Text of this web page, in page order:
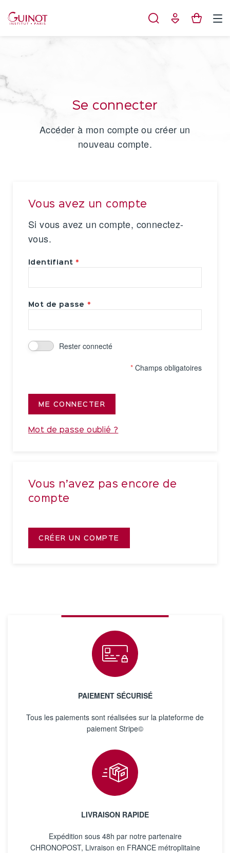
Se connecter
Accéder à mon compte ou créer un
nouveau compte.
Vous avez un compte
Si vous avez un compte, connectez-
vous.
Identifiant
Mot de passe
Rester connecté
* Champs obligatoires
ME CONNECTER
Mot de passe oublié ?
Vous n’avez pas encore de
compte
CRÉER UN COMPTE
PAIEMENT SÉCURISÉ
Tous les paiements sont réalisées sur la plateforme de
paiement Stripe©
LIVRAISON RAPIDE
Expédition sous 48h par notre partenaire
CHRONOPOST, Livraison en FRANCE métroplitaine